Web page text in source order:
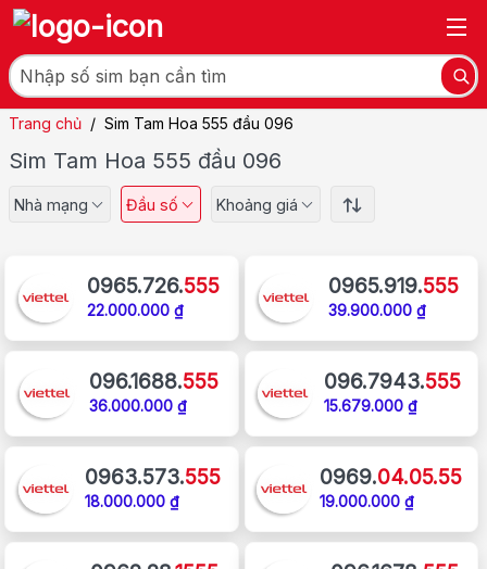
Trang chủ / Sim Tam Hoa 555 đầu 096
Sim Tam Hoa 555 đầu 096
Nhà mạng Đầu số Khoảng giá
0965.726.555
22.000.000 ₫
0965.919.555
39.900.000 ₫
096.1688.555
36.000.000 ₫
096.7943.555
15.679.000 ₫
0963.573.555
18.000.000 ₫
0969.04.05.55
19.000.000 ₫